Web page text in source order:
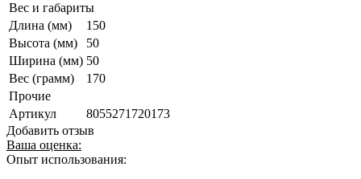
Вес и габариты
Длина (мм)
150
Высота (мм)
50
Ширина (мм) 50
Вес (грамм)
170
Прочие
Артикул
8055271720173
Добавить отзыв
Ваша оценка:
Опыт использования: